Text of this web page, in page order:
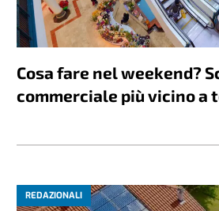
Cosa fare nel weekend?
commerciale più vicino a
REDAZIONALI